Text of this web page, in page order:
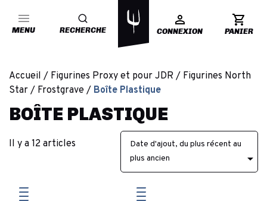
MENU RECHERCHE CONNEXION PANIER
Accueil Figurines Proxy et pour JDR
Figurines North
Star
Frostgrave Boîte Plastique
BOÎTE PLASTIQUE
Il y a 12 articles
Date d'ajout, du plus récent au
plus ancien
